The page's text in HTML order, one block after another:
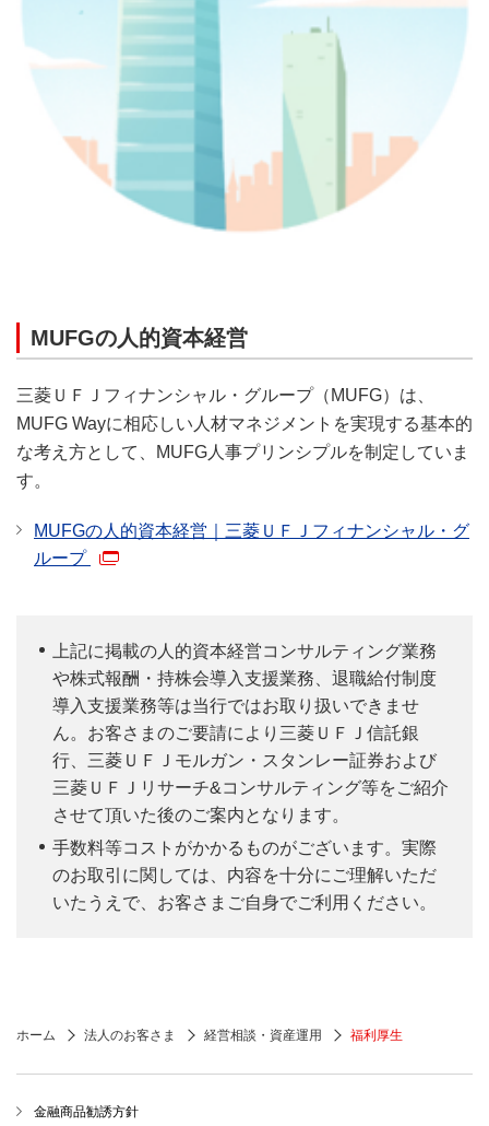
MUFGの人的資本経営
三菱ＵＦＪフィナンシャル・グループ（MUFG）は、
MUFG Wayに相応しい人材マネジメントを実現する基本的
な考え方として、MUFG人事プリンシプルを制定していま
す。
MUFGの人的資本経営｜三菱ＵＦＪフィナンシャル・グ
ループ
上記に掲載の人的資本経営コンサルティング業務
や株式報酬・持株会導入支援業務、退職給付制度
導入支援業務等は当行ではお取り扱いできませ
ん。お客さまのご要請により三菱ＵＦＪ信託銀
行、三菱ＵＦＪモルガン・スタンレー証券および
三菱ＵＦＪリサーチ&コンサルティング等をご紹介
させて頂いた後のご案内となります。
手数料等コストがかかるものがございます。実際
のお取引に関しては、内容を十分にご理解いただ
いたうえで、お客さまご自身でご利用ください。
ホーム 法人のお客さま 経営相談・資産運用 福利厚生
金融商品勧誘方針